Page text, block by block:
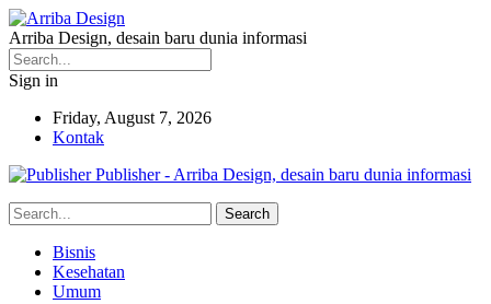
Arriba Design, desain baru dunia informasi
Sign in
Friday, August 7, 2026
Kontak
Publisher - Arriba Design, desain baru dunia informasi
Bisnis
Kesehatan
Umum